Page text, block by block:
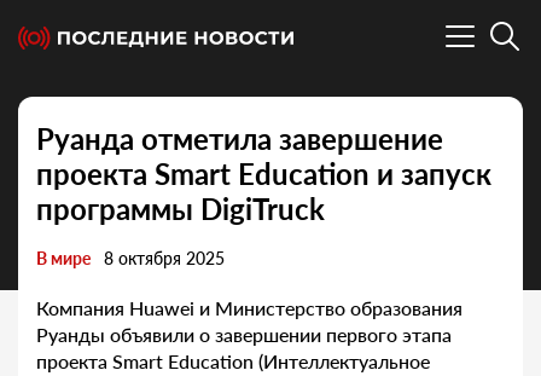
Руанда отметила завершение
проекта Smart Education и запуск
программы DigiTruck
В мире 8 октября 2025
Компания Huawei и Министерство образования
Руанды объявили о завершении первого этапа
проекта Smart Education (Интеллектуальное